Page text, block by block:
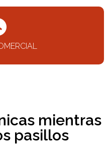
mientras
pasillos